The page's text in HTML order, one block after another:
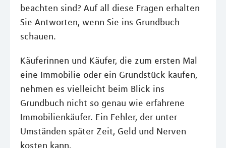
beachten sind? Auf all diese Fragen erhalten
Sie Antworten, wenn Sie ins Grundbuch
schauen.
Käuferinnen und Käufer, die zum ersten Mal
eine Immobilie oder ein Grundstück kaufen,
nehmen es vielleicht beim Blick ins
Grundbuch nicht so genau wie erfahrene
Immobilienkäufer. Ein Fehler, der unter
Umständen später Zeit, Geld und Nerven
kosten kann.